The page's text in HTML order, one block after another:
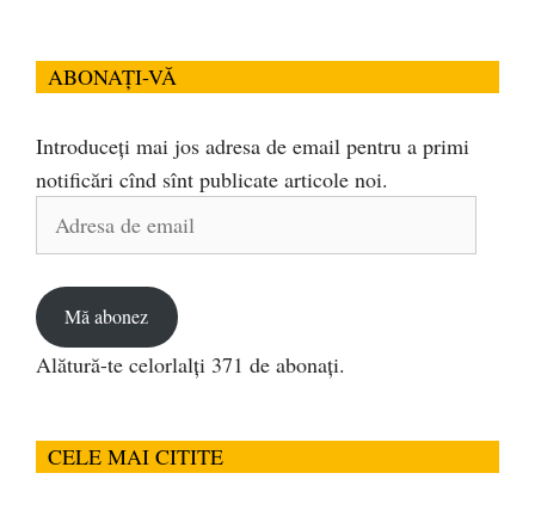
ABONAȚI-VĂ
Introduceți mai jos adresa de email pentru a primi
notificări cînd sînt publicate articole noi.
Mă abonez
Alătură-te celorlalți 371 de abonați.
CELE MAI CITITE